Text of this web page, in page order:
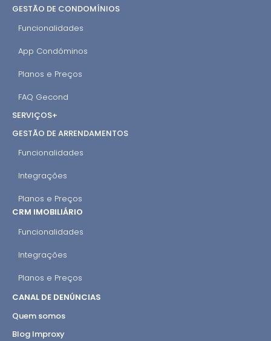
GESTÃO DE CONDOMÍNIOS
Funcionalidades
App Condóminos
Planos e Preços
FAQ Gecond
SERVIÇOS+
GESTÃO DE ARRENDAMENTOS
Funcionalidades
Integrações
Planos e Preços
CRM IMOBILIÁRIO
Funcionalidades
Integrações
Planos e Preços
CANAL DE DENÚNCIAS
Quem somos
Blog Improxy